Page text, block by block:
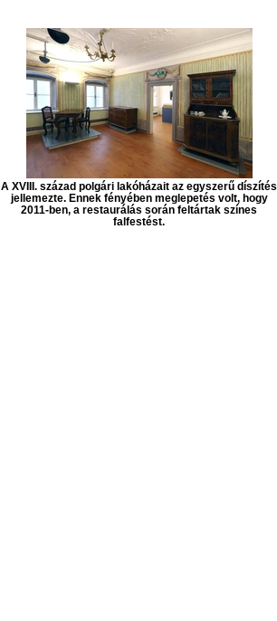
A XVIII. század polgári lakóházait az egyszerű díszítés
jellemezte. Ennek fényében meglepetés volt, hogy
2011-ben, a restaurálás során feltártak színes
falfestést.